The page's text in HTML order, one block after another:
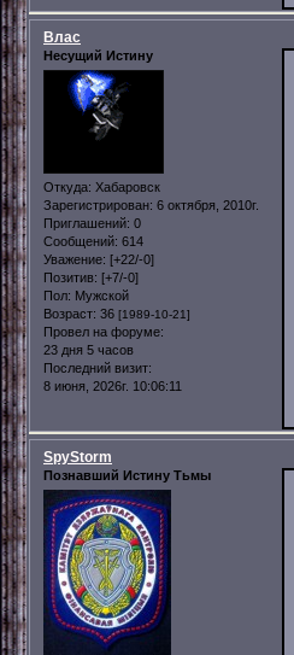
Влас
Несущий Истину
Откуда: Хабаровск
Зарегистрирован: 6 октября, 2010г.
Приглашений: 0
Сообщений: 614
Уважение: [+22/-0]
Позитив: [+7/-0]
Пол: Мужской
Возраст: 36 [1989-10-21]
Провел на форуме:
23 дня 5 часов
Последний визит:
8 июня, 2026г. 10:06:11
SpyStorm
Познавший Истину Тьмы